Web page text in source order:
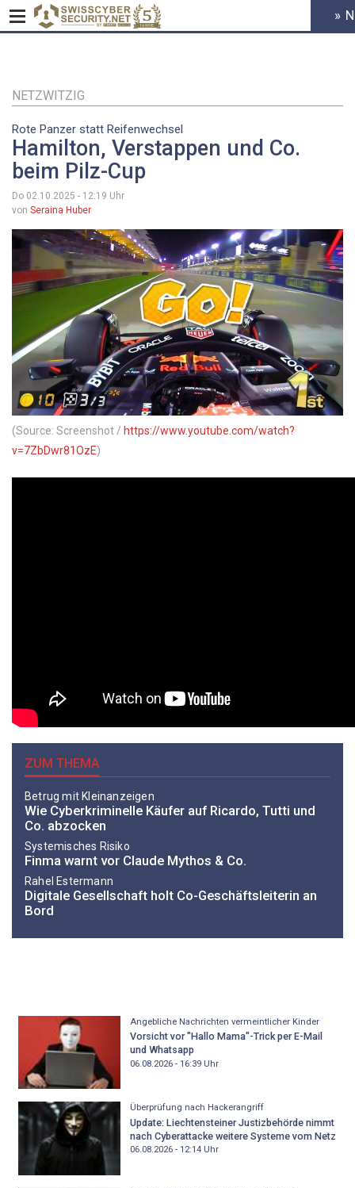
Inhalt
HEADER
MENU
»
NETZWITZIG
Rote Panzer statt Reifenwechsel
Hamilton, Verstappen und Co.
beim Pilz-Cup
Do 02.10.2025 - 12:19 Uhr
von Seraina Huber
(Source: Screenshot / https://www.youtube.com/watch?
v=7ZbDwr81OzE)
ZUM THEMA
Betrug mit Kleinanzeigen
Wie Cyberkriminelle Käufer auf Ricardo, Tutti und
Co. abzocken
Systemisches Risiko
Finma warnt vor Claude Mythos & Co.
Rahel Estermann
Digitale Gesellschaft holt Co-Geschäftsleiterin an
Bord
Angebliche Nachrichten vermeintlicher Kinder
Vorsicht vor "Hallo Mama"-Trick per E-Mail
und Whatsapp
06.08.2026 - 16:39Uhr
Überprüfung nach Hackerangriff
Update: Liechtensteiner Justizbehörde nimmt
nach Cyberattacke weitere Systeme vom Netz
06.08.2026 - 12:14Uhr